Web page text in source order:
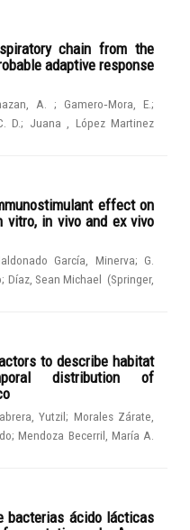
chain from the
adaptive response
A.;Gamero‑Mora, E.;
D.; Juana , López Martinez
effect on
vitro, in vivo and ex vivo
García, Minerva;G.
; Díaz, Sean Michael (Springer,
to describe habitat
distribution of
Yutzil; Morales Zárate,
;Mendoza Becerril, María A.
bacterias ácido lácticas